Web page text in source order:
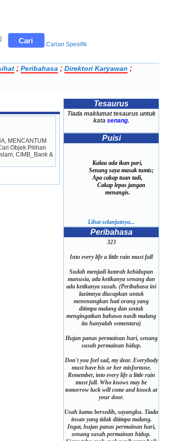
Carian Spesifik
; Peribahasa ; Direktori Karyawan ;
MENCANTUM
Objek Pilihan
CIMB_Bank &
Tesaurus
Tiada maklumat tesaurus untuk
kata senang.
Puisi
Kalau ada ikan pari,
Senang saya masak tumis;
Apa cakap tuan tadi,
Cakap lepas jangan
menangis.
Lihat selanjutnya...
Peribahasa
323
Into every life a little rain must fall
Sudah menjadi lumrah kehidupan
manusia, ada ketikanya senang dan
ada ketikanya susah. (Peribahasa ini
lazimnya diucapkan untuk
menenangkan hati orang yang
ditimpa malang dan untuk
mengingatkan bahawa nasib malang
itu hanyalah sementara)
Hujan panas permainan hari, senang
susah permainan hidup.
Don't you feel sad, my dear. Everybody
must have his or her misfortune.
Remember, into every life a little rain
must fall. Who knows may be
tomorrow luck will come and knock at
your door.
Usah kamu bersedih, sayangku. Tiada
insan yang tidak ditimpa malang.
Ingat, hujan panas permainan hari,
senang susah permainan hidup.